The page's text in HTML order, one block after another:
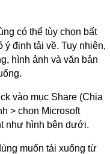
có thể tùy chọn bất
ý định tải về. Tuy nhiên,
hình ảnh và văn bản
vào mục Share (Chia
> chọn Microsoft
như hình bên dưới.
muốn tải xuống từ